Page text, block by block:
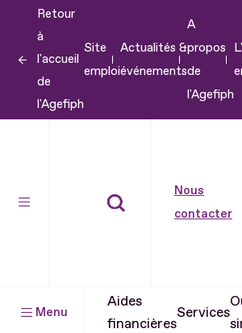
contenu
Retour
à
l'accueil
de
l'Agefiph
Site
emploi
Actualités &
événements
A
propos
de
l'Agefiph
Nous
contacter
Menu
Aides
financières
Services